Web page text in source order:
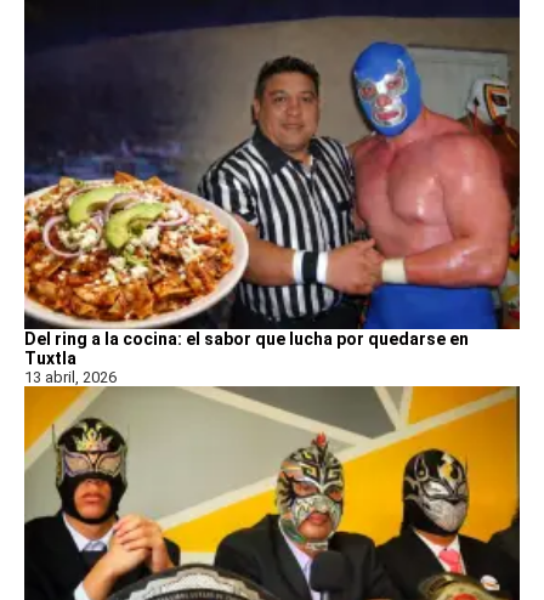
Del ring a la cocina: el sabor que lucha por quedarse en
Tuxtla
13 abril, 2026